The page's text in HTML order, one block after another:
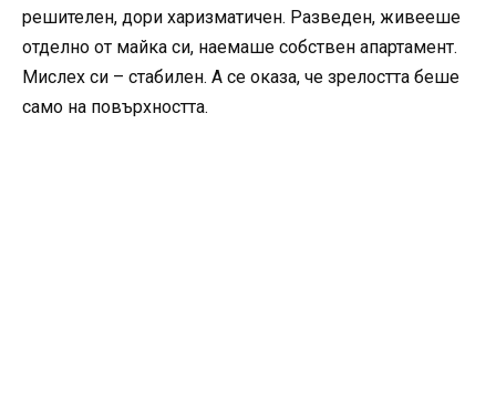
решителен, дори харизматичен. Разведен, живееше
отделно от майка си, наемаше собствен апартамент.
Мислех си – стабилен. А се оказа, че зрелостта беше
само на повърхността.